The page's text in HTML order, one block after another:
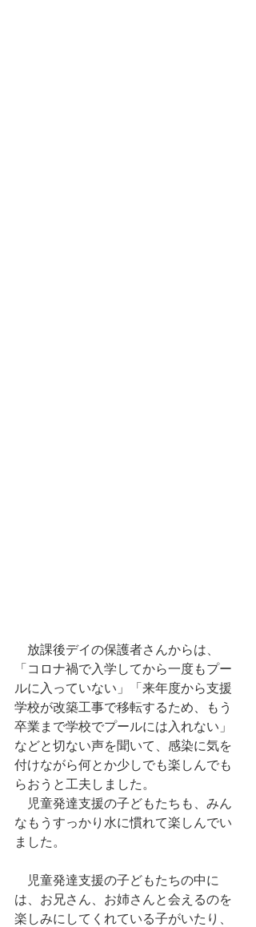
放課後デイの保護者さんからは、
「コロナ禍で入学してから一度もプー
ルに入っていない」「来年度から支援
学校が改築工事で移転するため、もう
卒業まで学校でプールには入れない」
などと切ない声を聞いて、感染に気を
付けながら何とか少しでも楽しんでも
らおうと工夫しました。
児童発達支援の子どもたちも、みん
なもうすっかり水に慣れて楽しんでい
ました。
児童発達支援の子どもたちの中に
は、お兄さん、お姉さんと会えるのを
楽しみにしてくれている子がいたり、